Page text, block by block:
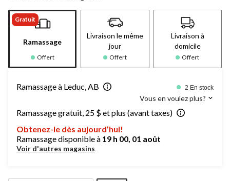
Gratuit
Ramassage
Offert
Livraison le même
jour
Offert
Livraison à
domicile
Offert
Ramassage à Leduc, AB 2 En stock
Vous en voulez plus?
Ramassage gratuit, 25 $ et plus (avant taxes)
Obtenez-le dès aujourd’hui!
Ramassage disponible à 19 h 00, 01 août
Voir d'autres magasins